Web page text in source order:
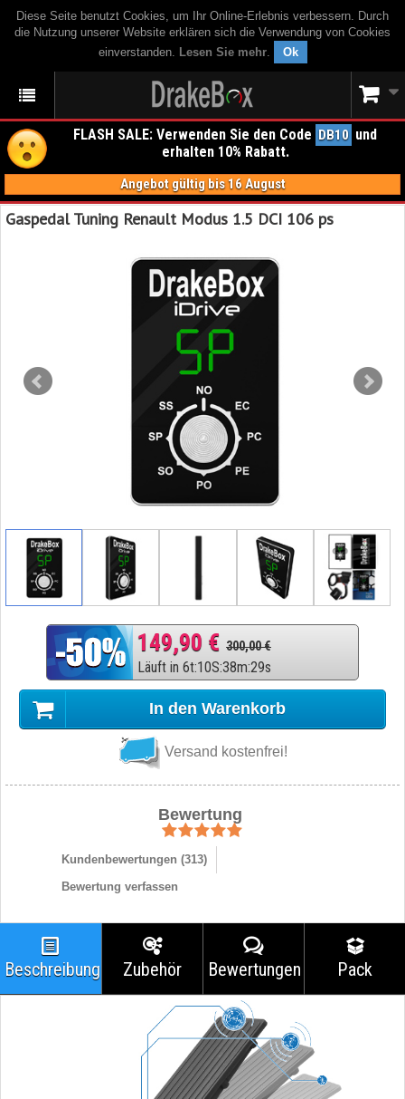
Diese Seite benutzt Cookies, um Ihr Online-Erlebnis verbessern. Durch
die Nutzung unserer Website erklären sich die Verwendung von Cookies
einverstanden. Lesen Sie mehr. Ok
FLASH SALE: Verwenden Sie den Code DB10 und
erhalten 10% Rabatt.
Angebot gültig bis 16 August
Gaspedal Tuning Renault Modus 1.5 DCI 106 ps
149,90 € 300,00 €
Läuft in 6t:10S:38m:28s
In den Warenkorb
Versand kostenfrei!
Bewertung
Kundenbewertungen (313)
Bewertung verfassen
Beschreibung Zubehör Bewertungen Pack